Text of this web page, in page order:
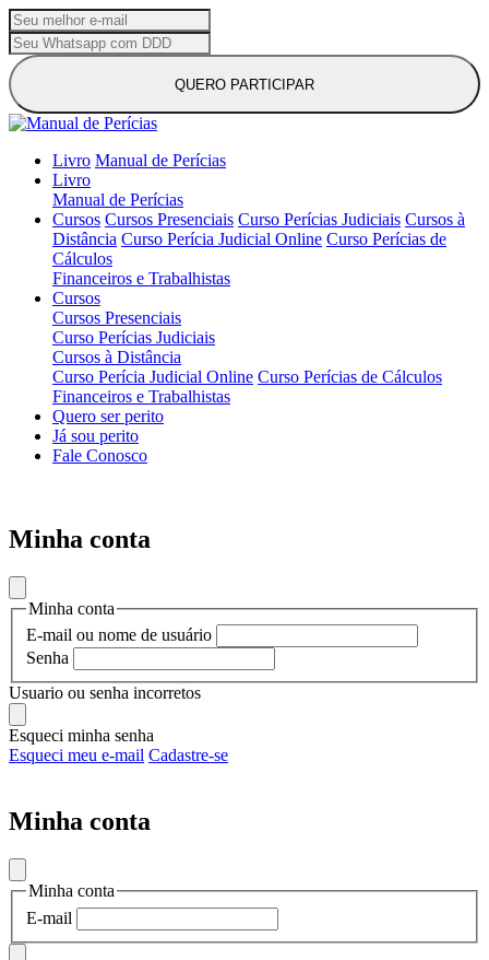
QUERO PARTICIPAR
Livro Manual de Perícias
Livro
Manual de Perícias
Cursos Cursos Presenciais Curso Perícias Judiciais Cursos à
Distância Curso Perícia Judicial Online Curso Perícias de
Cálculos
Financeiros e Trabalhistas
Cursos
Cursos Presenciais
Curso Perícias Judiciais
Cursos à Distância
Curso Perícia Judicial Online Curso Perícias de Cálculos
Financeiros e Trabalhistas
Quero ser perito
Já sou perito
Fale Conosco
Minha conta
Minha conta
E-mail ou nome de usuário
Senha
Usuario ou senha incorretos
Esqueci minha senha
Esqueci meu e-mail Cadastre-se
Minha conta
Minha conta
E-mail